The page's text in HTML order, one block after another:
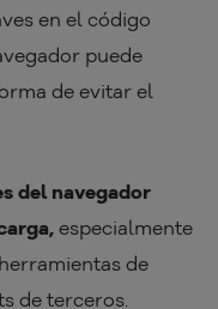
en el código
puede
de evitar el
del navegador
especialmente
de
de terceros.